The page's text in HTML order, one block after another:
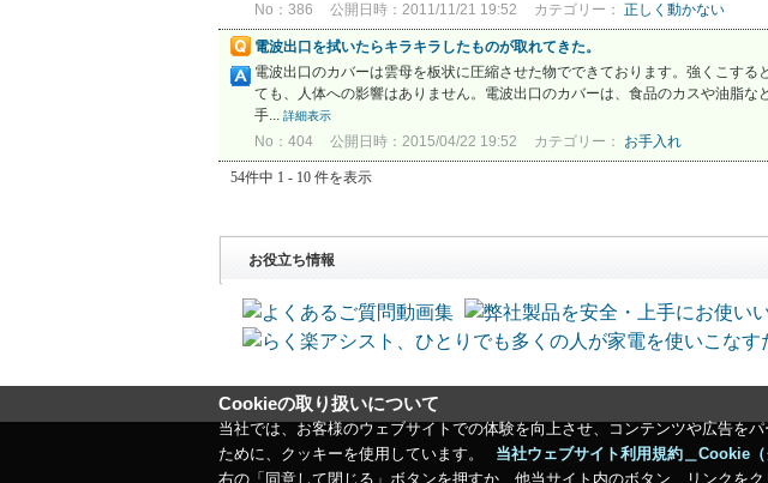
No：386 公開日時：2011/11/21 19:52 カテゴリー： 正しく動かない
電波出口を拭いたらキラキラしたものが取れてきた。
電波出口のカバーは雲母を板状に圧縮させた物でできております。強くこす
ても、人体への影響はありません。電波出口のカバーは、食品のカスや油脂
手... 詳細表示
No：404 公開日時：2015/04/22 19:52 カテゴリー： お手入れ
54件中 1 - 10 件を表示
お役立ち情報
Cookieの取り扱いについて
当社では、お客様のウェブサイトでの体験を向上させ、コンテンツや広告を
ために、クッキーを使用しています。
当社ウェブサイト利用規約＿Cookie
右の「同意して閉じる」ボタンを押すか、他当サイト内のボタン、リンクを